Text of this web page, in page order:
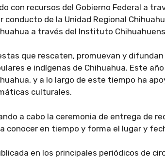
con recursos del Gobierno Federal a
conducto de la Unidad Regional
a través del Instituto
que rescaten, promuevan y
e indígenas de Chihuahua. Este
y a lo largo de este tiempo ha
culturales.
a cabo la ceremonia de entrega de
conocer en tiempo y forma el lugar y
en los principales periódicos de